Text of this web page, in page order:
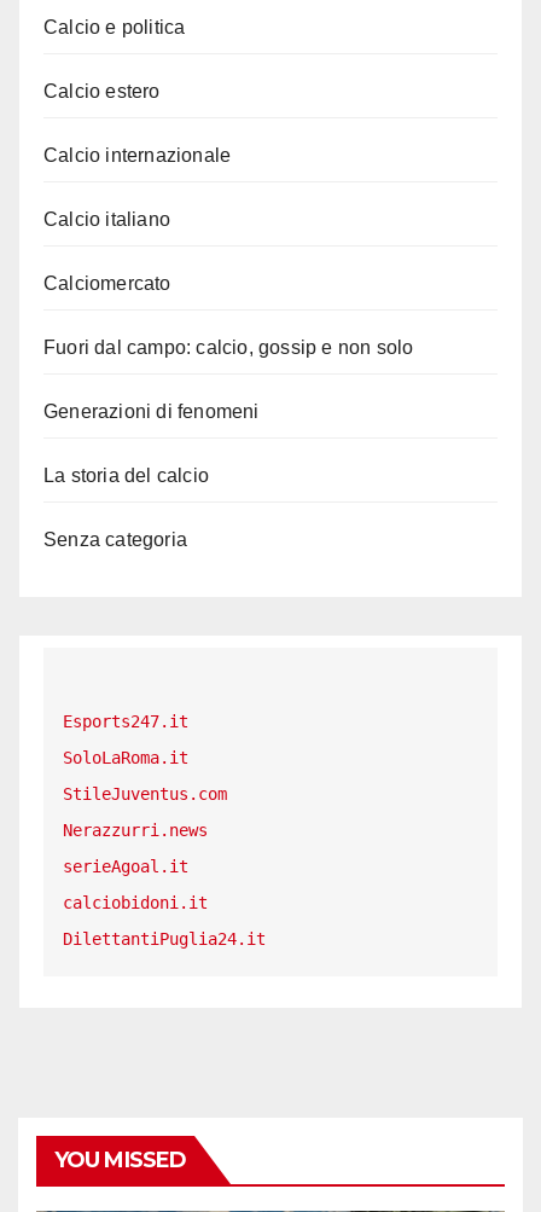
Calcio e politica
Calcio estero
Calcio internazionale
Calcio italiano
Calciomercato
Fuori dal campo: calcio, gossip e non solo
Generazioni di fenomeni
La storia del calcio
Senza categoria
Esports247.it
SoloLaRoma.it
StileJuventus.com
Nerazzurri.news
serieAgoal.it
calciobidoni.it
DilettantiPuglia24.it
YOU MISSED